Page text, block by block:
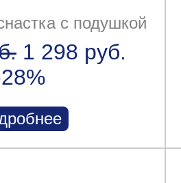
с подушкой
1 298 руб.